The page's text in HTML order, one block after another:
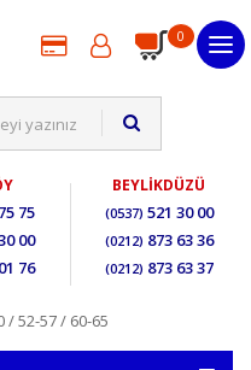
0
75
00
76
BEYLİKDÜZÜ
(0537) 521 30 00
(0212) 873 63 36
(0212) 873 63 37
/ 52-57 / 60-65